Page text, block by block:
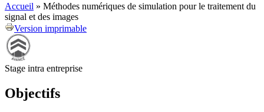
Accueil » Méthodes numériques de simulation pour le traitement du
signal et des images
Version imprimable
Stage intra entreprise
Objectifs